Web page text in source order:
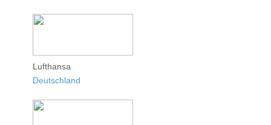
Lufthansa
Deutschland